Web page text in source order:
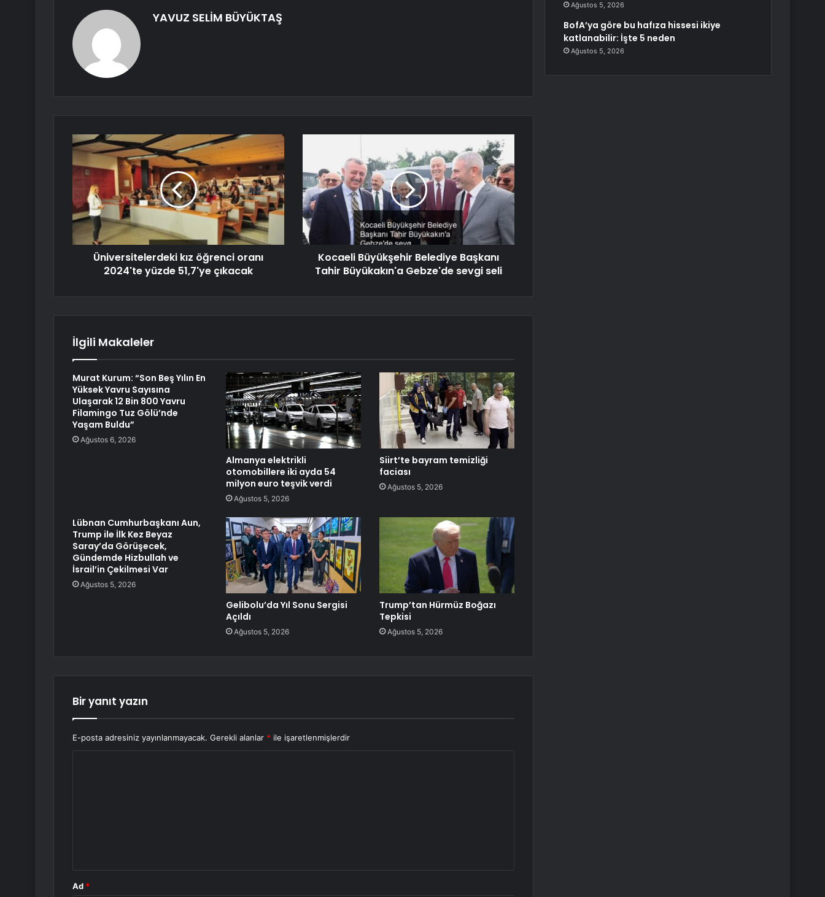
YAVUZ SELİM BÜYÜKTAŞ
Üniversitelerdeki kız öğrenci oranı
2024'te yüzde 51,7'ye çıkacak
Kocaeli Büyükşehir Belediye Başkanı
Tahir Büyükakın'a Gebze'de sevgi seli
İlgili Makaleler
Murat Kurum: “Son Beş Yılın En
Yüksek Yavru Sayısına
Ulaşarak 12 Bin 800 Yavru
Filamingo Tuz Gölü’nde
Yaşam Buldu”
Ağustos 6, 2026
Almanya elektrikli
otomobillere iki ayda 54
milyon euro teşvik verdi
Ağustos 5, 2026
Siirt’te bayram temizliği
faciası
Ağustos 5, 2026
Lübnan Cumhurbaşkanı Aun,
Trump ile İlk Kez Beyaz
Saray’da Görüşecek,
Gündemde Hizbullah ve
İsrail’in Çekilmesi Var
Ağustos 5, 2026
Gelibolu’da Yıl Sonu Sergisi
Açıldı
Ağustos 5, 2026
Trump’tan Hürmüz Boğazı
Tepkisi
Ağustos 5, 2026
Bir yanıt yazın
E-posta adresiniz yayınlanmayacak. Gerekli alanlar * ile işaretlenmişlerdir
Ad *
Ağustos 5, 2026
BofA’ya göre bu hafıza hissesi ikiye
katlanabilir: İşte 5 neden
Ağustos 5, 2026